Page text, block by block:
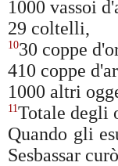
1000 vassoi
29 coltelli,
1030 coppe
410 coppe
1000 altri
11Totale degli
Quando gli
Sesbassar